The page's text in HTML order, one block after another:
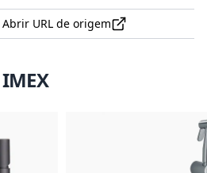
Abrir URL de origem